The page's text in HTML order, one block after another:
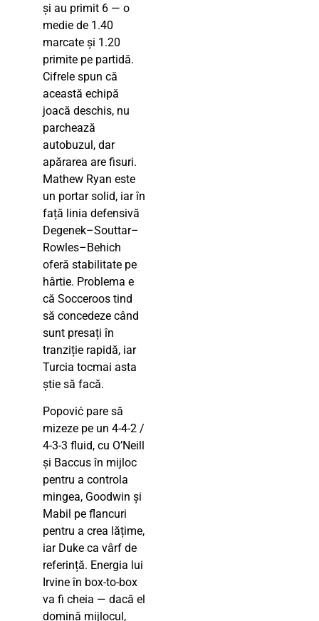
și au primit 6 — o
medie de 1.40
marcate și 1.20
primite pe partidă.
Cifrele spun că
această echipă
joacă deschis, nu
parchează
autobuzul, dar
apărarea are fisuri.
Mathew Ryan este
un portar solid, iar în
față linia defensivă
Degenek–Souttar–
Rowles–Behich
oferă stabilitate pe
hârtie. Problema e
că Socceroos tind
să concedeze când
sunt presați în
tranziție rapidă, iar
Turcia tocmai asta
știe să facă.
Popović pare să
mizeze pe un 4-4-2 /
4-3-3 fluid, cu O’Neill
și Baccus în mijloc
pentru a controla
mingea, Goodwin și
Mabil pe flancuri
pentru a crea lățime,
iar Duke ca vârf de
referință. Energia lui
Irvine în box-to-box
va fi cheia — dacă el
domină mijlocul,